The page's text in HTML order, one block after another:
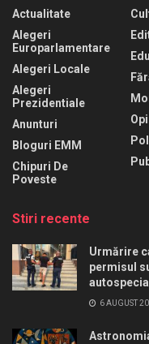
Actualitate
Alegeri
Europarlamentare
Alegeri Locale
Alegeri
Prezidentiale
Anunturi
Bloguri EMM
Chipuri De
Poveste
Stiri recente
Urmărire
permisul
6 AUGUST